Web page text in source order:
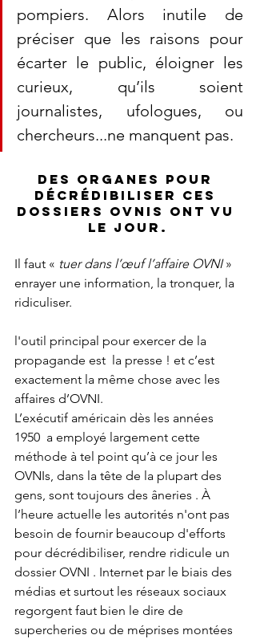
pompiers. Alors inutile de
préciser que les raisons pour
écarter le public, éloigner les
curieux, qu’ils soient
journalistes, ufologues, ou
chercheurs...ne manquent pas.
Des organes pour
décrédibiliser ces
dossiers OVNIS ont vu
le jour.
Il faut « tuer dans l’œuf l’affaire OVNI »
enrayer une information, la tronquer, la
ridiculiser.
l'outil principal pour exercer de la
propagande est  la presse ! et c’est
exactement la même chose avec les
affaires d’OVNI.
L’exécutif américain dès les années
1950  a employé largement cette
méthode à tel point qu’à ce jour les
OVNIs, dans la tête de la plupart des
gens, sont toujours des âneries . À
l’heure actuelle les autorités n'ont pas
besoin de fournir beaucoup d'efforts
pour décrédibiliser, rendre ridicule un
dossier OVNI . Internet par le biais des
médias et surtout les réseaux sociaux
regorgent faut bien le dire de
supercheries ou de méprises montées